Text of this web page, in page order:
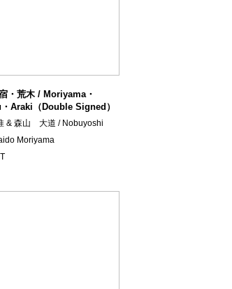
・荒木 / Moriyama・
Araki（Double Signed）
& 森山 大道 / Nobuyoshi
Moriyama